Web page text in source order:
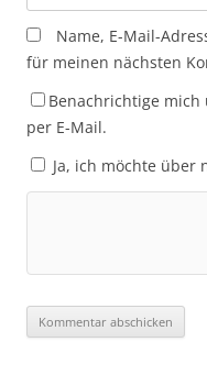
Name, E-Mail-
für meinen nächsten
Benachrichtige
per E-Mail.
Ja, ich möchte über